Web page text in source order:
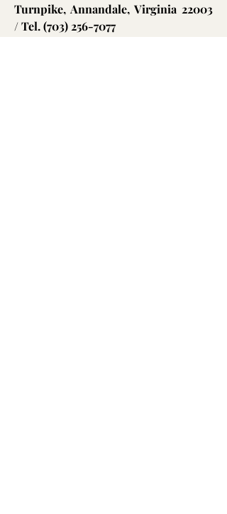
Turnpike, Annandale, Virginia 22003
/ Tel. (703) 256-7077